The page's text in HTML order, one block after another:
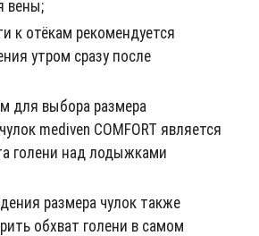
вены;
к отёкам рекомендуется
утром сразу после
для выбора размера
mediven COMFORT является
голени над лодыжками
размера чулок также
обхват голени в самом